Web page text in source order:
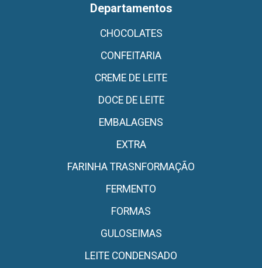
Departamentos
CHOCOLATES
CONFEITARIA
CREME DE LEITE
DOCE DE LEITE
EMBALAGENS
EXTRA
FARINHA TRASNFORMAÇÃO
FERMENTO
FORMAS
GULOSEIMAS
LEITE CONDENSADO